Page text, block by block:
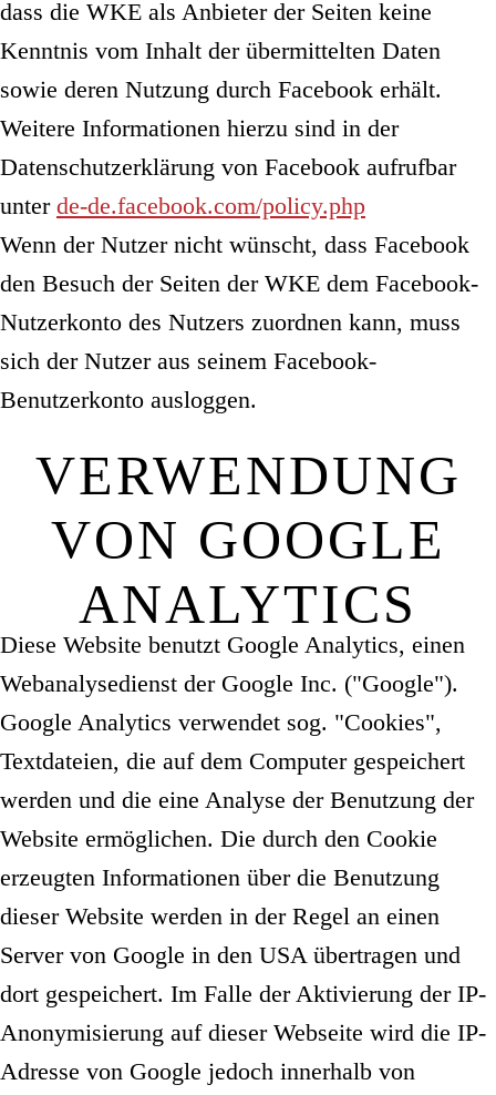
dass die WKE als Anbieter der Seiten keine
Kenntnis vom Inhalt der übermittelten Daten
sowie deren Nutzung durch Facebook erhält.
Weitere Informationen hierzu sind in der
Datenschutzerklärung von Facebook aufrufbar
unter de-de.facebook.com/policy.php
Wenn der Nutzer nicht wünscht, dass Facebook
den Besuch der Seiten der WKE dem Facebook-
Nutzerkonto des Nutzers zuordnen kann, muss
sich der Nutzer aus seinem Facebook-
Benutzerkonto ausloggen.
VERWENDUNG
VON GOOGLE
ANALYTICS
Diese Website benutzt Google Analytics, einen
Webanalysedienst der Google Inc. ("Google").
Google Analytics verwendet sog. "Cookies",
Textdateien, die auf dem Computer gespeichert
werden und die eine Analyse der Benutzung der
Website ermöglichen. Die durch den Cookie
erzeugten Informationen über die Benutzung
dieser Website werden in der Regel an einen
Server von Google in den USA übertragen und
dort gespeichert. Im Falle der Aktivierung der IP-
Anonymisierung auf dieser Webseite wird die IP-
Adresse von Google jedoch innerhalb von